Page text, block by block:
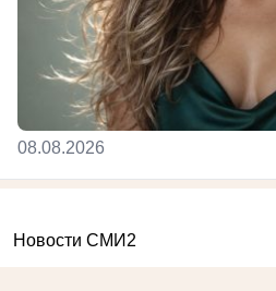
08.08.2026
Новости СМИ2